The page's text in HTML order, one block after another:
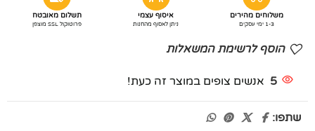
משלוחים מהירים
1-3 ימי עסקים
איסוף עצמי
ניתן לאסוף מהחנות
תשלום מאובטח
פרוטוקול SSL מוצפן
הוסף לרשימת המשאלות
5 אנשים צופים במוצר זה כעת!
שתפו: